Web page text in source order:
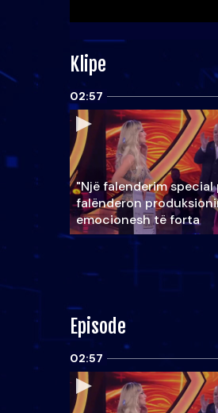
Klipe
02:57
"Një falenderim special
falënderon
emocionesh të forta
Episode
02:57